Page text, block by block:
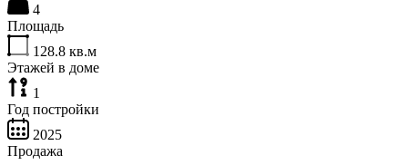
4
Площадь
128.8 кв.м
Этажей в доме
1
Год постройки
2025
Продажа